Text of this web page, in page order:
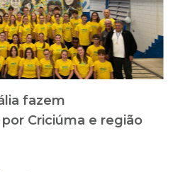
fazem
Criciúma e região